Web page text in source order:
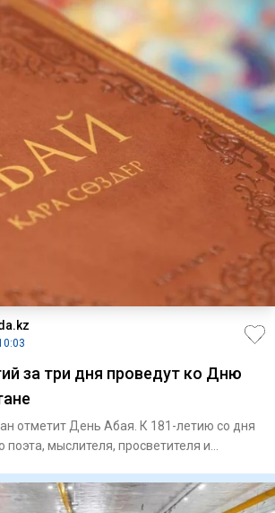
за три дня проведут ко Дню
отметит День Абая. К 181-летию со дня
поэта, мыслителя, просветителя и